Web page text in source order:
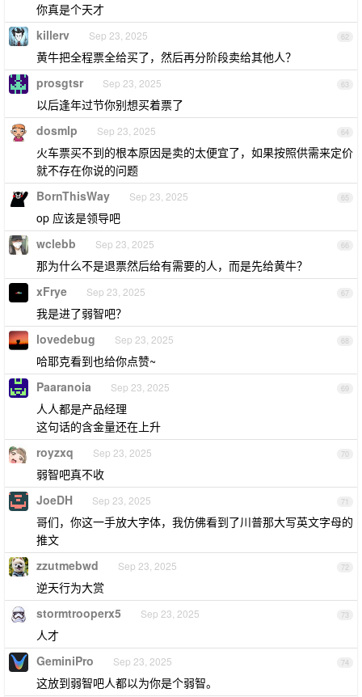
你真是个天才
62
killerv Sep 23, 2025
黄牛把全程票全给买了，然后再分阶段卖给其他人？
63
prosgtsr Sep 23, 2025
以后逢年过节你别想买着票了
64
dosmlp Sep 23, 2025
火车票买不到的根本原因是卖的太便宜了，如果按照供需来定价
就不存在你说的问题
65
BornThisWay Sep 23, 2025
op 应该是领导吧
66
wclebb Sep 23, 2025
那为什么不是退票然后给有需要的人，而是先给黄牛？
67
xFrye Sep 23, 2025
我是进了弱智吧？
68
lovedebug Sep 23, 2025
哈耶克看到也给你点赞~
69
Paaranoia Sep 23, 2025
人人都是产品经理
这句话的含金量还在上升
70
royzxq Sep 23, 2025
弱智吧真不收
71
JoeDH Sep 23, 2025
哥们，你这一手放大字体，我仿佛看到了川普那大写英文字母的
推文
72
zzutmebwd Sep 23, 2025
逆天行为大赏
73
stormtrooperx5 Sep 23, 2025
人才
74
GeminiPro Sep 23, 2025
这放到弱智吧人都以为你是个弱智。